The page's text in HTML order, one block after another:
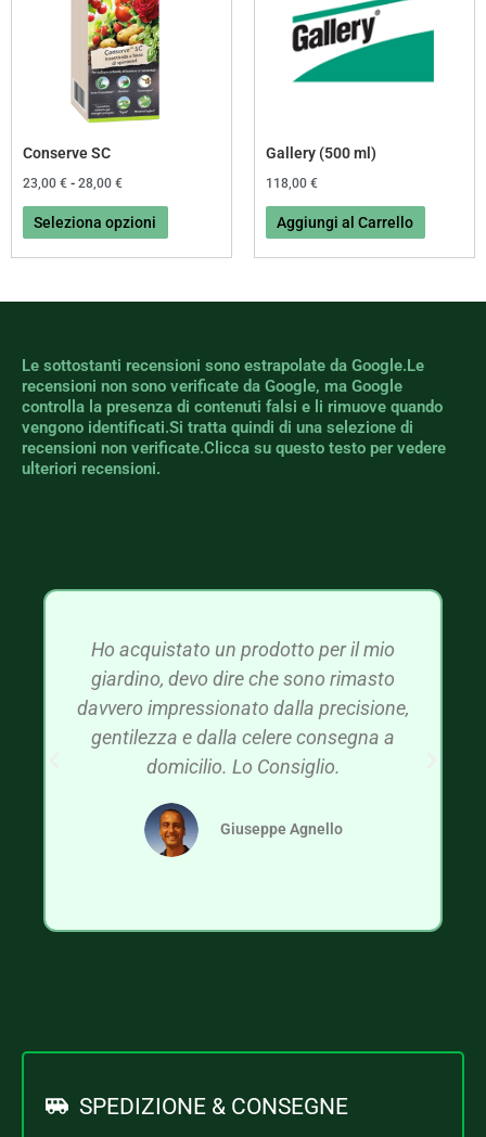
Conserve SC
23,00 € - 28,00 €
a
28,00 €
Seleziona opzioni
nella
del
Gallery (500 ml)
118,00 €
Aggiungi al Carrello
Le sottostanti recensioni sono estrapolate da Google.Le
recensioni non sono verificate da Google, ma Google
controlla la presenza di contenuti falsi e li rimuove quando
vengono identificati.Si tratta quindi di una selezione di
recensioni non verificate.Clicca su questo testo per vedere
ulteriori recensioni.
Ho acquistato un prodotto per il mio
giardino, devo dire che sono rimasto
davvero impressionato dalla precisione,
gentilezza e dalla celere consegna a
domicilio. Lo Consiglio.
Giuseppe Agnello
SPEDIZIONE & CONSEGNE